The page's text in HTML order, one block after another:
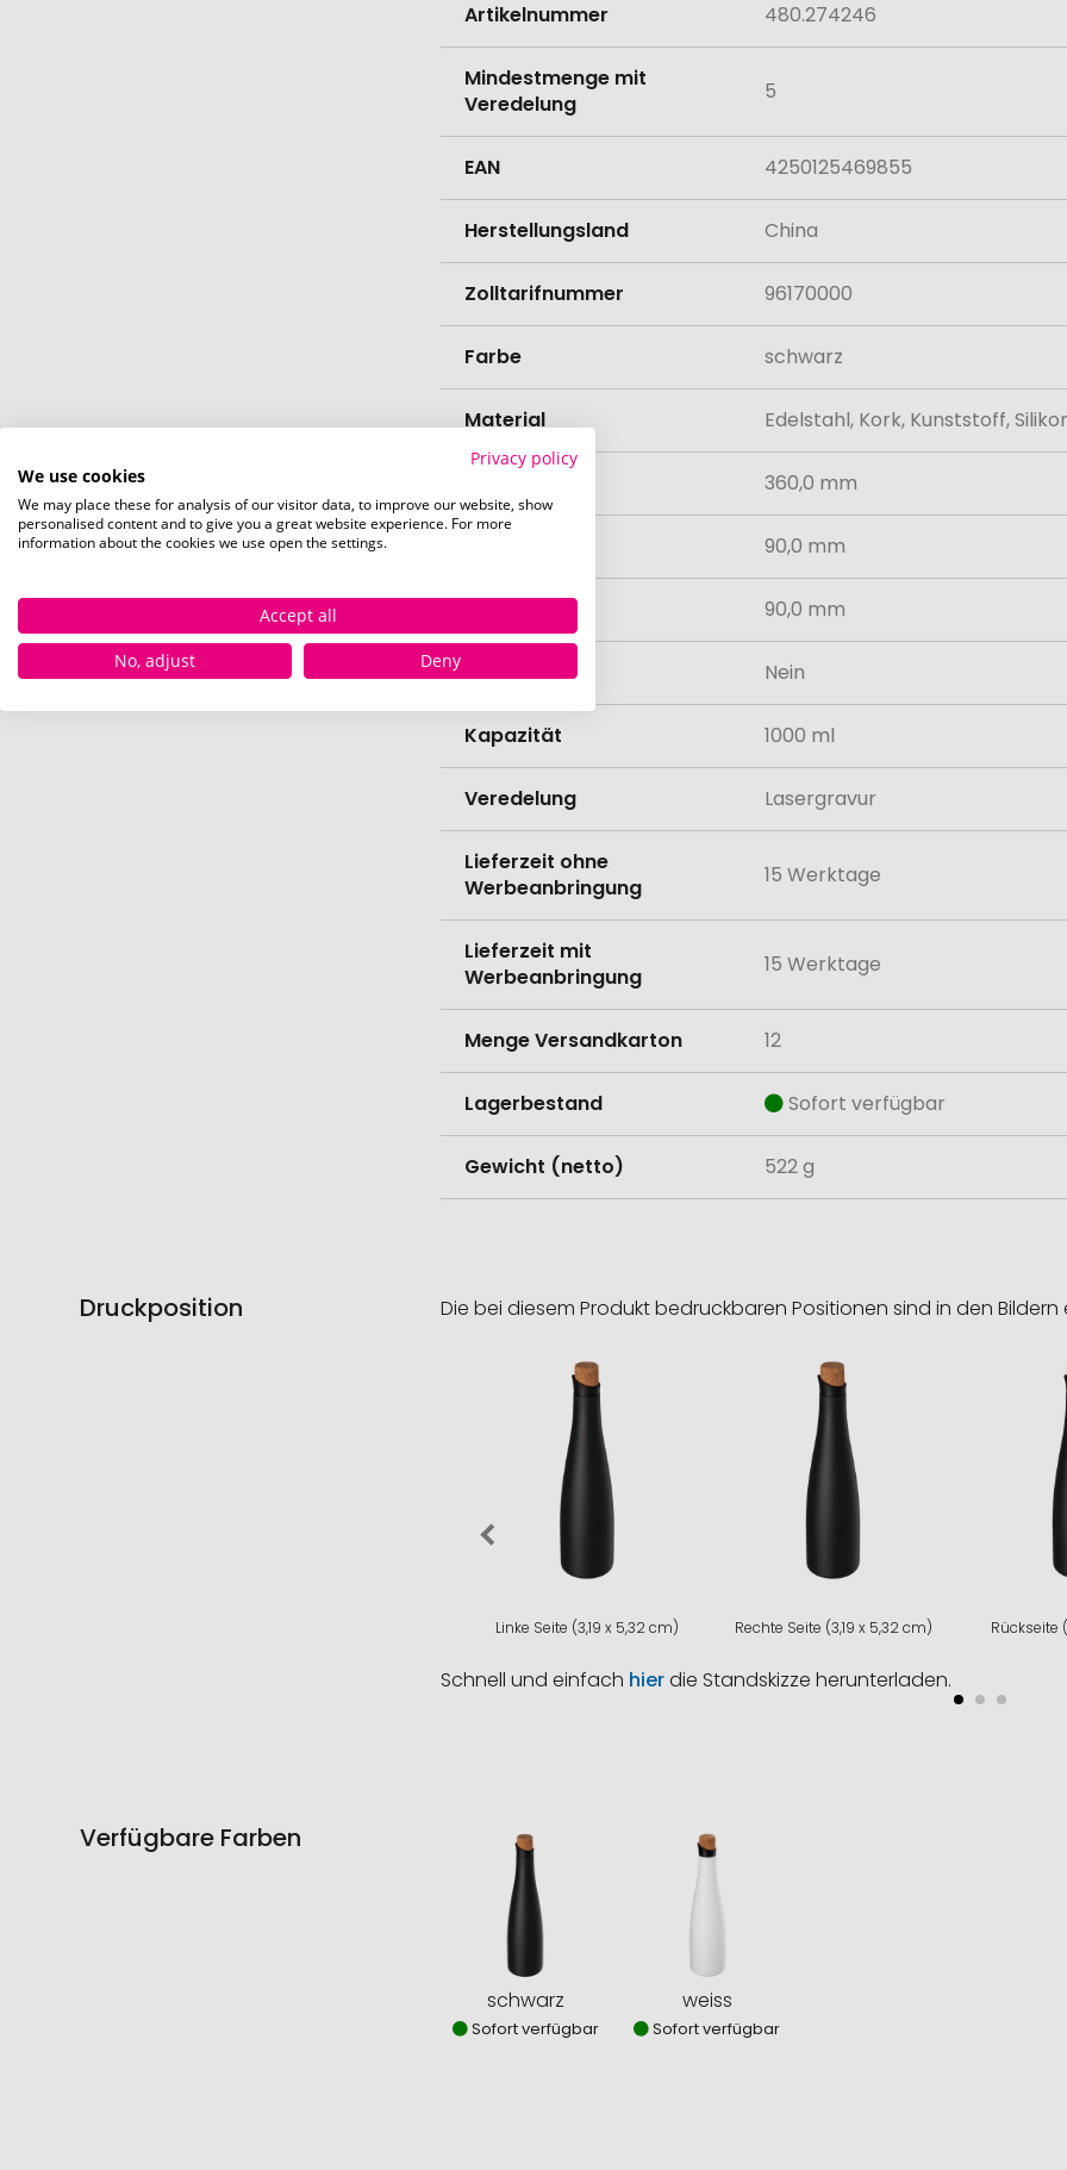
Artikelnummer 480.274246
Mindestmenge mit
Veredelung
5
EAN 4250125469855
Herstellungsland China
Zolltarifnummer 96170000
Farbe schwarz
Material Edelstahl, Kork, Kunststoff,
360,0 mm
90,0 mm
90,0 mm
Bio-Produkt Nein
Kapazität 1000 ml
Veredelung Lasergravur
Lieferzeit ohne
Werbeanbringung
15 Werktage
Lieferzeit mit
Werbeanbringung
15 Werktage
Menge Versandkarton 12
Lagerbestand Sofort verfügbar
Gewicht (netto) 522 g
Druckposition Die bei diesem Produkt bedruckbaren Positionen sind in den
Linke Seite (3,19 x 5,32 cm) Rechte Seite (3,19 x 5,32 cm) Rückseite
Schnell und einfach hierdie Standskizze herunterladen.
Verfügbare Farben
schwarz
Sofort verfügbar
weiss
Sofort verfügbar
Privacy policy
We use cookies
We may place these for analysis of our visitor data, to improve our website, show
personalised content and to give you a great website experience. For more
information about the cookies we use open the settings.
Accept all
No, adjust
Deny